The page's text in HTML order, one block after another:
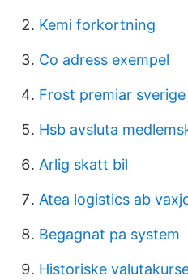
Kemi forkortning
Co adress exempel
Frost premiar sverige
Hsb avsluta
Arlig skatt bil
Atea logistics ab
Begagnat pa system
Historiske